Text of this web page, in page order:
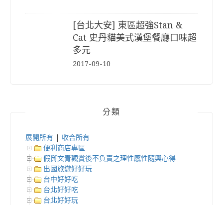
[台北大安] 東區超強Stan &
Cat 史丹貓美式漢堡餐廳口味超
多元
2017-09-10
分類
展開所有
收合所有
便利商店專區
假掰文青觀賞後不負責之理性感性隨興心得
出國旅遊好好玩
台中好好吃
台北好好吃
台北好好玩